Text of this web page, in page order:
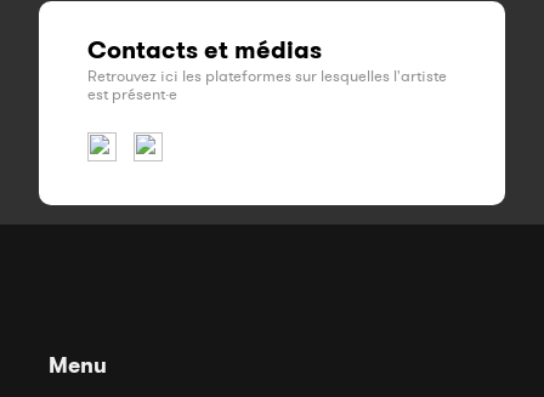
Contacts et médias
Retrouvez ici les plateformes sur lesquelles l'artiste
est présent·e
Menu